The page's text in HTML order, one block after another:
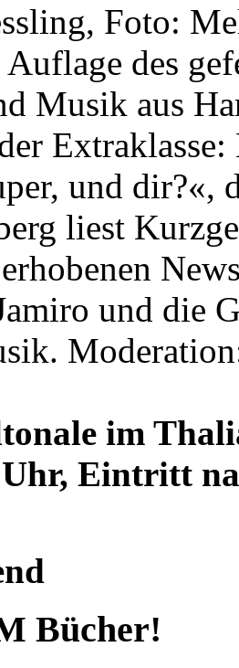
Foto:
Auflage des
Musik aus
und dir?«,
liest
und die
im
Uhr, Eintritt
Bücher!